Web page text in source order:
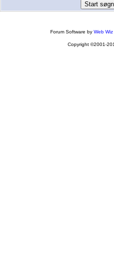
Forum Software by Web
Copyright ©2001-